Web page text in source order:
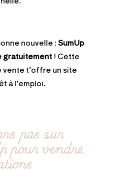
nouvelle :SumUp
gratuitement ! Cette
vente t’offre un site
à l’emploi.
pas sur
pour vendre